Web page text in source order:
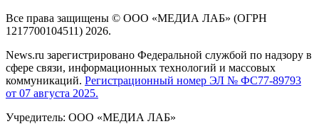
Все права защищены © ООО «МЕДИА ЛАБ» (ОГРН
1217700104511) 2026.
News.ru зарегистрировано Федеральной службой по надзору в
сфере связи, информационных технологий и массовых
коммуникаций. Регистрационный номер ЭЛ № ФС77-89793
от 07 августа 2025.
Учредитель: ООО «МЕДИА ЛАБ»